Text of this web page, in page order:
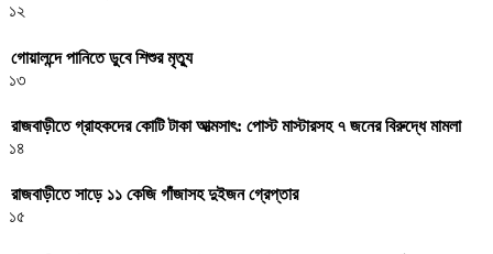
১২
গোয়ালন্দে পানিতে ডুবে শিশুর মৃত্যু
১৩
রাজবাড়ীতে গ্রাহকদের কোটি টাকা আত্মসাৎ: পোস্ট মাস্টারসহ ৭ জনের বিরুদ্ধে মামলা
১৪
রাজবাড়ীতে সাড়ে ১১ কেজি গাঁজাসহ দুইজন গ্রেপ্তার
১৫